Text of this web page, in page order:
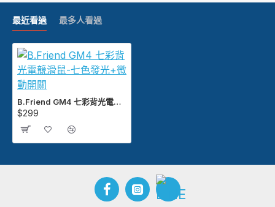
最近看過 最多人看過
B.Friend GM4 七彩背光電競滑鼠-七色發光+微動開關
$299